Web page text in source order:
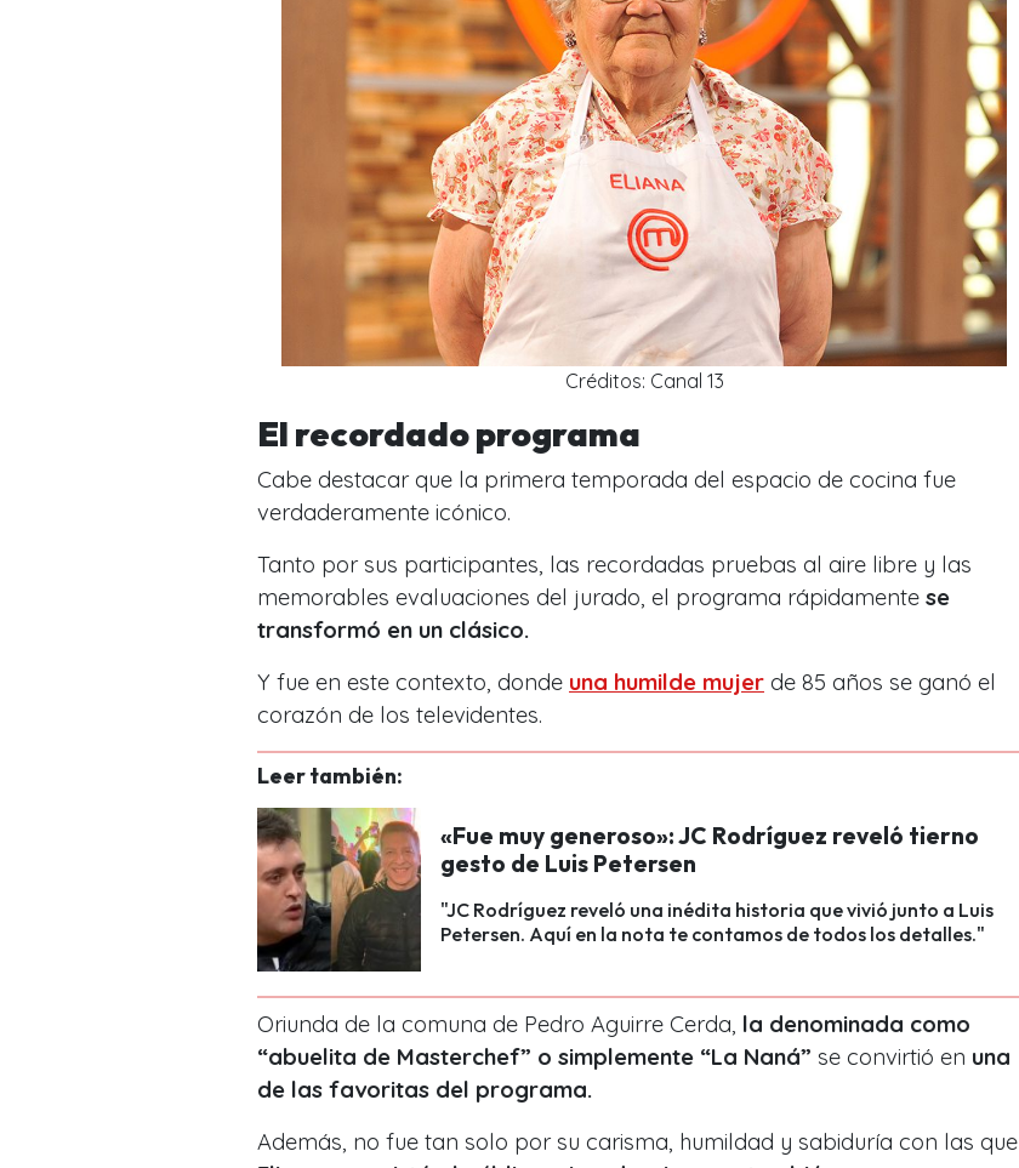
Créditos: Canal 13
El recordado programa
Cabe destacar que la primera temporada del espacio de cocina fue
verdaderamente icónico.
Tanto por sus participantes, las recordadas pruebas al aire libre y las
memorables evaluaciones del jurado, el programa rápidamente se
transformó en un clásico.
Y fue en este contexto, donde una humilde mujer de 85 años se ganó el
corazón de los televidentes.
Leer también:
«Fue muy generoso»: JC Rodríguez reveló tierno
gesto de Luis Petersen
"JC Rodríguez reveló una inédita historia que vivió junto a Luis
Petersen. Aquí en la nota te contamos de todos los detalles."
Oriunda de la comuna de Pedro Aguirre Cerda, la denominada como
“abuelita de Masterchef” o simplemente “La Naná” se convirtió en una
de las favoritas del programa.
Además, no fue tan solo por su carisma, humildad y sabiduría con las que